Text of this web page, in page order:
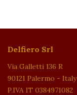
Delfiero Srl
Via Galletti 136 R
90121 Palermo - Italy
P.IVA IT 0384971082